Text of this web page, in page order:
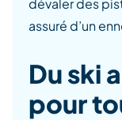
dévaler des
assuré d’un
Du ski
pour